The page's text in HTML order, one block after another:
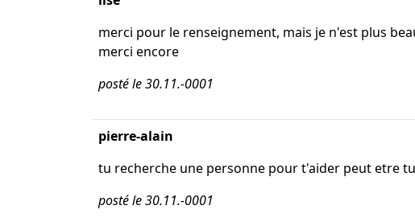
merci pour le renseignement, mais je n'est plus
merci encore
posté le 30.11.-0001
pierre-alain
tu recherche une personne pour t'aider peut etre
posté le 30.11.-0001